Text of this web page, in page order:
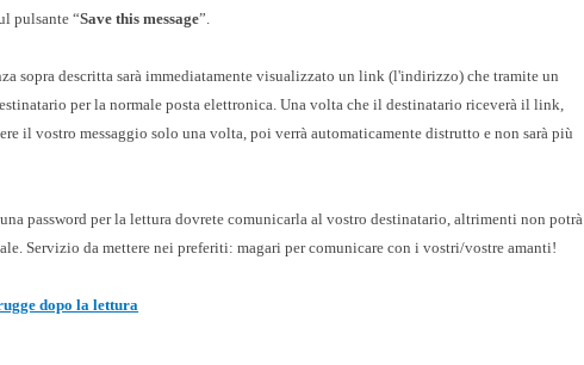
pulsante “Save this message”.
sopra descritta sarà immediatamente visualizzato un link (l'indirizzo) che tramite un
per la normale posta elettronica. Una volta che il destinatario riceverà il link,
il vostro messaggio solo una volta, poi verrà automaticamente distrutto e non sarà più
password per la lettura dovrete comunicarla al vostro destinatario, altrimenti non potrà
Servizio da mettere nei preferiti: magari per comunicare con i vostri/vostre amanti!
dopo la lettura